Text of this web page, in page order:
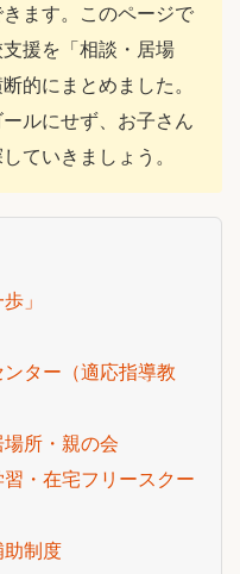
ます。このページで
援を「相談・居場
的にまとめました。
ルにせず、お子さん
ていきましょう。
」
ター（適応指導教
所・親の会
・在宅フリースクー
制度